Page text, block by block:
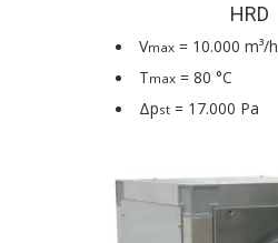
HRD
Vmax = 10.000 m³/h
Tmax = 80 °C
Δpst = 17.000 Pa